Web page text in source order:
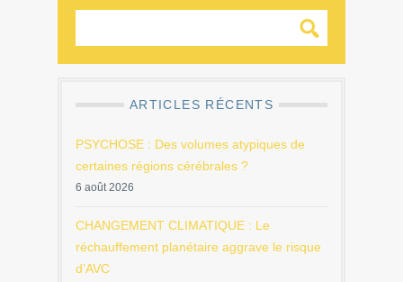
ARTICLES RÉCENTS
PSYCHOSE : Des volumes atypiques de
certaines régions cérébrales ?
6 août 2026
CHANGEMENT CLIMATIQUE : Le
réchauffement planétaire aggrave le risque
d’AVC